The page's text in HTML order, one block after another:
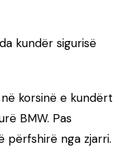
kundër sigurisë
korsinë e kundërt
BMW. Pas
përfshirë nga zjarri.